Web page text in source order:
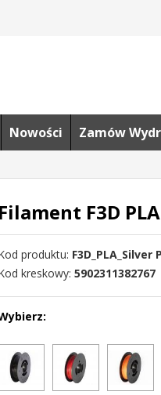
Nowości Zamów
Filament F3D
produktu: F3D_PLA_Silver
kreskowy: 5902311382767